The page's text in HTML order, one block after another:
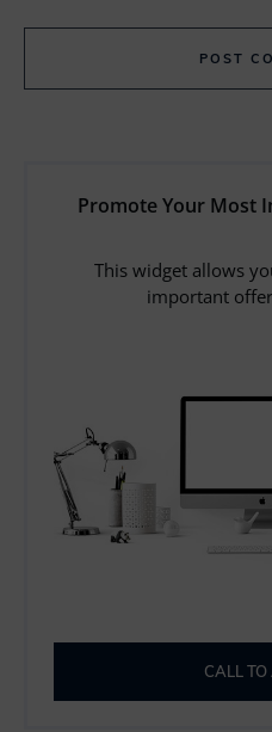
POST
Promote Your Most
This widget allows
important
CALL